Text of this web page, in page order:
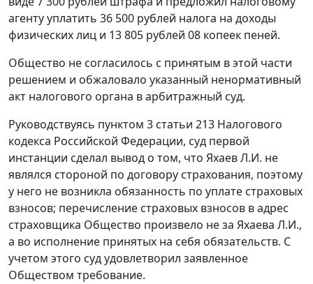
агенту уплатить 36 500 рублей налога на доходы
физических лиц и 13 805 рублей 08 копеек пеней.
Общество не согласилось с принятым в этой части
решением и обжаловало указанный ненормативный
акт налогового органа в арбитражный суд.
Руководствуясь пунктом 3 статьи 213 Налогового
кодекса Российской Федерации, суд первой
инстанции сделал вывод о том, что Яхаев Л.И. не
являлся стороной по договору страхования, поэтому
у него не возникла обязанность по уплате страховых
взносов; перечисление страховых взносов в адрес
страховщика Общество произвело не за Яхаева Л.И.,
а во исполнение принятых на себя обязательств. С
учетом этого суд удовлетворил заявленное
Обществом требование.